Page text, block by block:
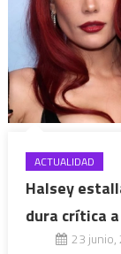
ACTUALIDAD
Halsey
dura crítica
23 junio,